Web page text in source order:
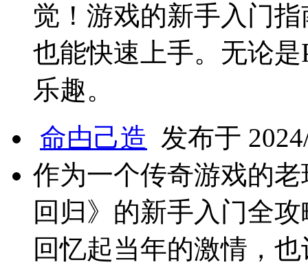
觉！游戏的新手入门
也能快速上手。无论
乐趣。
命甴己造 发布于
作为一个传奇游戏的
回归》的新手入门全
回忆起当年的激情，